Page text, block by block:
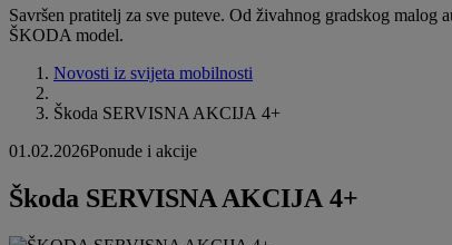
Savršen pratitelj za sve puteve. Od živahnog gradskog
ŠKODA model.
Novosti iz svijeta mobilnosti
Škoda SERVISNA AKCIJA 4+
01.02.2026Ponude i akcije
Škoda SERVISNA AKCIJA 4+